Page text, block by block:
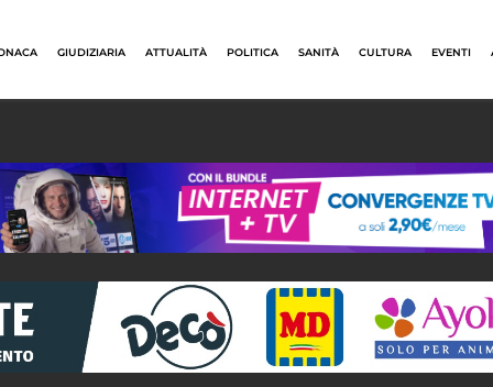
GIUDIZIARIA ATTUALITÀ POLITICA SANITÀ CULTURA EVENTI